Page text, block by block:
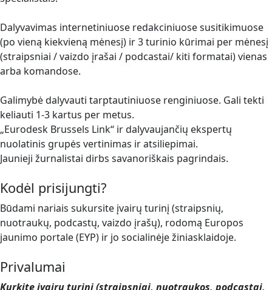
Dalyvavimas internetiniuose redakciniuose susitikimuose
(po vieną kiekvieną mėnesį) ir 3 turinio kūrimai per mėnesį
(straipsniai / vaizdo įrašai / podcastai/ kiti formatai) vienas
arba komandose.
Galimybė dalyvauti tarptautiniuose renginiuose. Gali tekti
keliauti 1-3 kartus per metus.
„Eurodesk Brussels Link“ ir dalyvaujančių ekspertų
nuolatinis grupės vertinimas ir atsiliepimai.
Jaunieji žurnalistai dirbs savanoriškais pagrindais.
Kodėl prisijungti?
Būdami nariais sukursite įvairų turinį (straipsnių,
nuotraukų, podcastų, vaizdo įrašų), rodomą Europos
jaunimo portale (EYP) ir jo socialinėje žiniasklaidoje.
Privalumai
Kurkite įvairų turinį (straipsniai, nuotraukos, podcastai,